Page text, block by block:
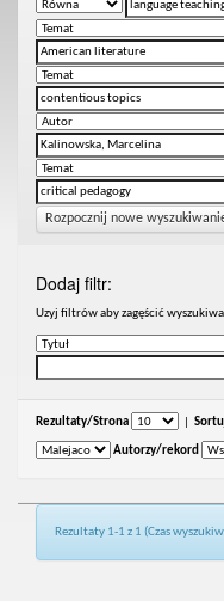
Rozpocznij nowe
Dodaj filtr:
Uzyj filtrów aby zagęścić
Rezultaty/Strona
Autorzy/rekord
Rezultaty 1-1 z 1 (Czas